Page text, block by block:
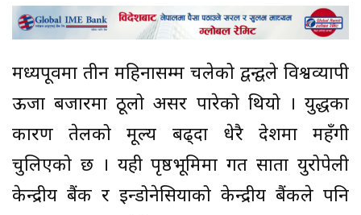
मध्यपूर्वमा तीन महिनासम्म चलेको द्वन्द्वले विश्वव्यापी
ऊर्जा बजारमा ठूलो असर पारेको थियो । युद्धका
कारण तेलको मूल्य बढ्दा धेरै देशमा महँगी
चुलिएको छ । यही पृष्ठभूमिमा गत साता युरोपेली
केन्द्रीय बैंक र इन्डोनेसियाको केन्द्रीय बैंकले पनि